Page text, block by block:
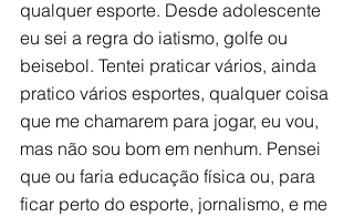
qualquer esporte. Desde adolescente
eu sei a regra do iatismo, golfe ou
beisebol. Tentei praticar vários, ainda
pratico vários esportes, qualquer coisa
que me chamarem para jogar, eu vou,
mas não sou bom em nenhum. Pensei
que ou faria educação física ou, para
ficar perto do esporte, jornalismo, e me